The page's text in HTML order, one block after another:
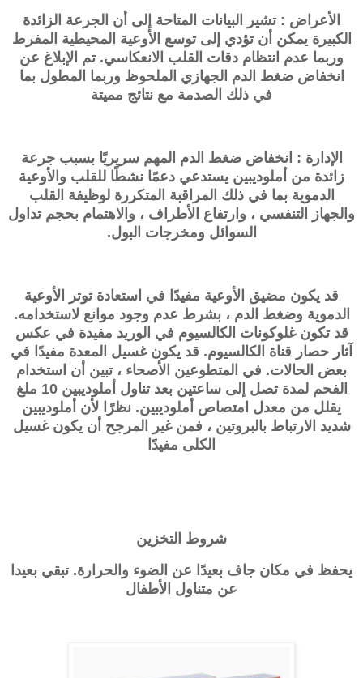
الأعراض : تشير البيانات المتاحة إلى أن الجرعة الزائدة
الكبيرة يمكن أن تؤدي إلى توسع الأوعية المحيطية المفرط
وربما عدم انتظام دقات القلب الانعكاسي. تم الإبلاغ عن
انخفاض ضغط الدم الجهازي الملحوظ وربما المطول بما
في ذلك الصدمة مع نتائج مميتة
الإدارة : انخفاض ضغط الدم المهم سريريًا بسبب جرعة
زائدة من أملوديبين يستدعي دعمًا نشطًا للقلب والأوعية
الدموية بما في ذلك المراقبة المتكررة لوظيفة القلب
والجهاز التنفسي ، وارتفاع الأطراف ، والاهتمام بحجم تداول
السوائل ومخرجات البول.
قد يكون مضيق الأوعية مفيدًا في استعادة توتر الأوعية
الدموية وضغط الدم ، بشرط عدم وجود موانع لاستخدامه.
قد تكون غلوكونات الكالسيوم في الوريد مفيدة في عكس
آثار حصار قناة الكالسيوم. قد يكون غسيل المعدة مفيدًا في
بعض الحالات. في المتطوعين الأصحاء ، تبين أن استخدام
الفحم لمدة تصل إلى ساعتين بعد تناول أملوديبين 10 ملغ
يقلل من معدل امتصاص أملوديبين. نظرًا لأن أملوديبين
شديد الارتباط بالبروتين ، فمن غير المرجح أن يكون غسيل
الكلى مفيدًا
شروط التخزين
يحفظ في مكان جاف بعيدًا عن الضوء والحرارة. تبقي بعيدا
عن متناول الأطفال